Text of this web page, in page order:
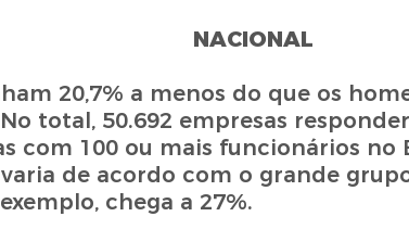
NACIONAL
20,7% a menos do que os
total, 50.692 empresas
com 100 ou mais funcionários no
de acordo com o grande
chega a 27%.